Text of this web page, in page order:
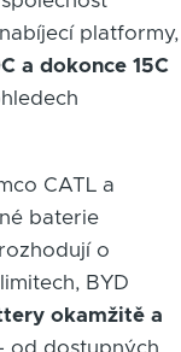
platformy,
a dokonce 15C
CATL a
baterie
o
BYD
okamžitě a